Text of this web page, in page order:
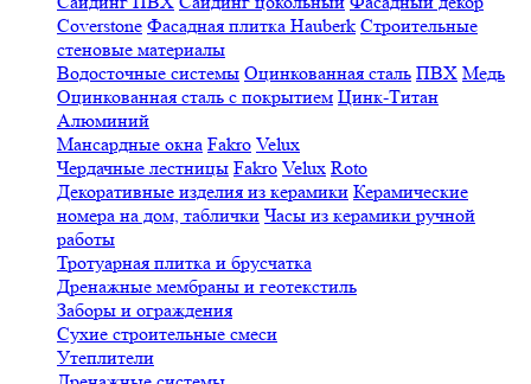
Coverstone Фасадная плитка Hauberk Строительные
стеновые материалы
Водосточные системы Оцинкованная сталь ПВХ Медь
Оцинкованная сталь с покрытием Цинк-Титан
Алюминий
Мансардные окна Fakro Velux
Чердачные лестницы Fakro Velux Roto
Декоративные изделия из керамики Керамические
номера на дом, таблички Часы из керамики ручной
работы
Тротуарная плитка и брусчатка
Дренажные мембраны и геотекстиль
Заборы и ограждения
Сухие строительные смеси
Утеплители